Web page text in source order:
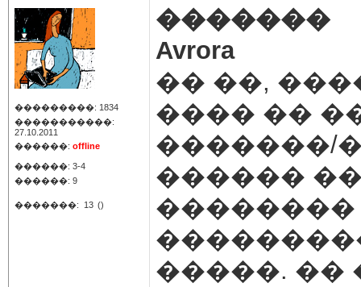
���������: 1834
�����������:
27.10.2011
������: offline
������: 3-4
������: 9
�������: 13 ()
�������
Avrora
�� ��,
���� ��
�������/
������
��������
�����. ��